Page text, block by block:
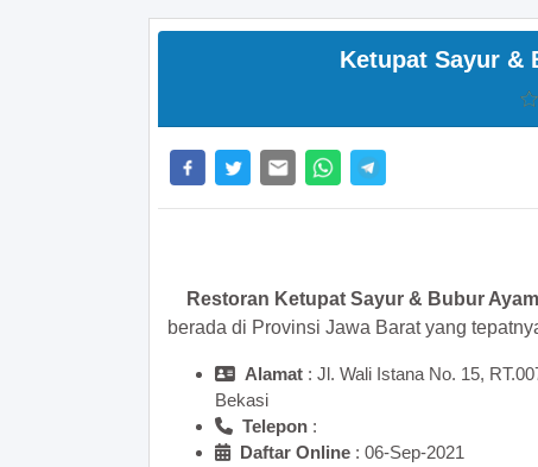
Ketupat Sayur &
Restoran Ketupat Sayur & Bubur
berada di Provinsi Jawa Barat yang
Alamat : Jl. Wali Istana No. 15,
Bekasi
Telepon :
Daftar Online : 06-Sep-2021